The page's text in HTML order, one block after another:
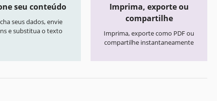
seu conteúdo
seus dados, envie
e substitua o texto
Imprima, exporte ou
compartilhe
Imprima, exporte como PDF ou
compartilhe instantaneamente